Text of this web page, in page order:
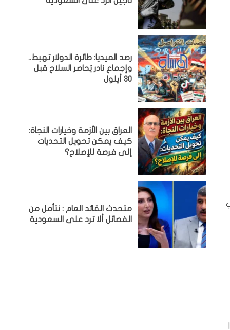
رصد الميديا: طائرة الدولار تهبط..
وإجماع نادر يُحاصر السلاح قبل
30 أيلول
العراق بين الأزمة وخيارات النجاة:
كيف يمكن تحويل التحديات
إلى فرصة للإصلاح؟
متحدث القائد العام : نتأمل من
الفصائل ألا ترد على السعودية